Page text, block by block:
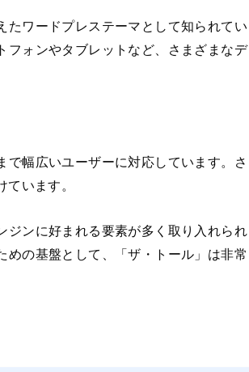
たワードプレステーマとして知られてい
フォンやタブレットなど、さまざまなデ
幅広いユーザーに対応しています。さ
います。
ジンに好まれる要素が多く取り入れられ
の基盤として、「ザ・トール」は非常